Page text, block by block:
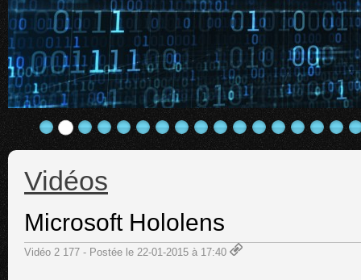
Vidéos
Microsoft Hololens
Vidéo 2 177 - Postée le 22-01-2015 à 17:40